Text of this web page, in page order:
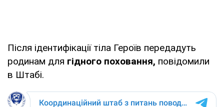
Після ідентифікації тіла Героїв передадуть
родинам для гідного поховання, повідомили
в Штабі.